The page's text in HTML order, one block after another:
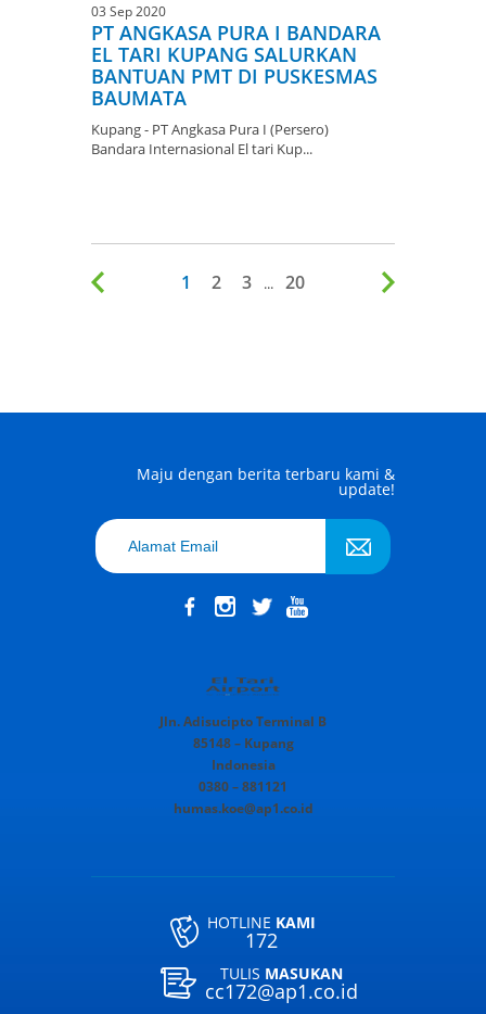
03 Sep 2020
PT ANGKASA PURA I BANDARA
EL TARI KUPANG SALURKAN
BANTUAN PMT DI PUSKESMAS
BAUMATA
Kupang - PT Angkasa Pura I (Persero)
Bandara Internasional El tari Kup...
1 2 3 ... 20
Maju dengan berita terbaru kami &
update!
Jln. Adisucipto Terminal B
85148 – Kupang
Indonesia
0380 – 881121
humas.koe@ap1.co.id
HOTLINE KAMI
172
TULIS MASUKAN
cc172@ap1.co.id